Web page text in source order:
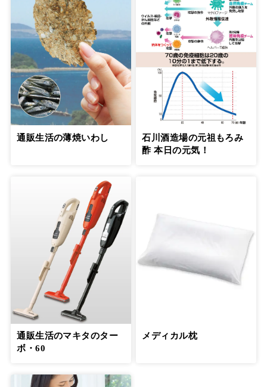
通販生活の薄焼いわし
石川酒造場の元祖もろみ
酢 本日の元気！
通販生活のマキタのター
ボ・60
メディカル枕